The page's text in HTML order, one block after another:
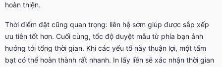
hoàn thiện.
Thời điểm đặt cũng quan trọng: liên hệ sớm giúp được sắp xếp
ưu tiên tốt hơn. Cuối cùng, tốc độ duyệt mẫu từ phía bạn ảnh
hưởng tới tổng thời gian. Khi các yếu tố này thuận lợi, một tấm
bạt có thể hoàn thành rất nhanh. In lấy liền sẽ xác nhận thời gian